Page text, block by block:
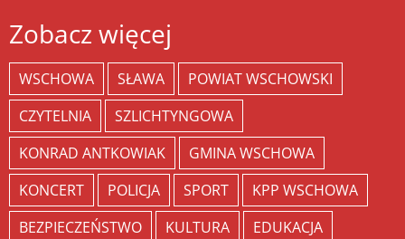
Zobacz więcej
WSCHOWA SŁAWA
POWIAT WSCHOWSKI
CZYTELNIA
SZLICHTYNGOWA
KONRAD ANTKOWIAK
GMINA WSCHOWA
KONCERT
POLICJA SPORT
KPP WSCHOWA
BEZPIECZEŃSTWO
KULTURA
EDUKACJA